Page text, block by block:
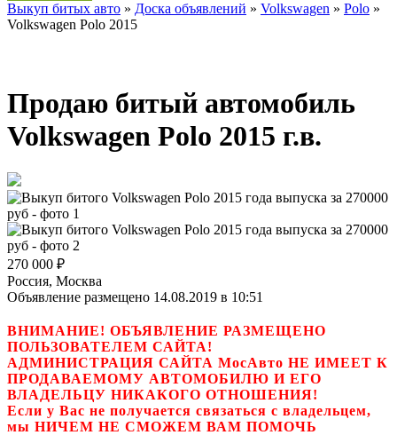
Выкуп битых авто » Доска объявлений » Volkswagen » Polo »
Volkswagen Polo 2015
Продаю битый автомобиль
Volkswagen Polo 2015 г.в.
270 000 ₽
Россия, Москва
Объявление размещено 14.08.2019 в 10:51
ВНИМАНИЕ! ОБЪЯВЛЕНИЕ РАЗМЕЩЕНО
ПОЛЬЗОВАТЕЛЕМ САЙТА!
АДМИНИСТРАЦИЯ САЙТА МосАвто НЕ ИМЕЕТ К
ПРОДАВАЕМОМУ АВТОМОБИЛЮ И ЕГО
ВЛАДЕЛЬЦУ НИКАКОГО ОТНОШЕНИЯ!
Если у Вас не получается связаться с владельцем,
мы НИЧЕМ НЕ СМОЖЕМ ВАМ ПОМОЧЬ